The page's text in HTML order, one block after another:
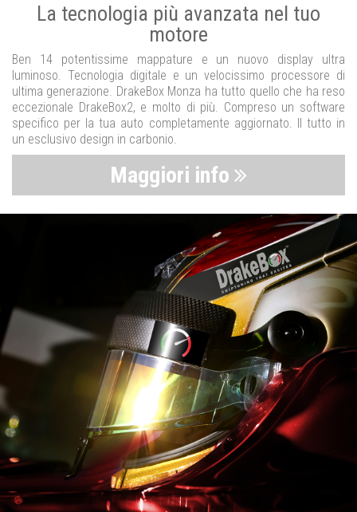
La tecnologia più avanzata nel tuo
motore
Ben 14 potentissime mappature e un nuovo display ultra
luminoso. Tecnologia digitale e un velocissimo processore di
ultima generazione. DrakeBox Monza ha tutto quello che ha reso
eccezionale DrakeBox2, e molto di più. Compreso un software
specifico per la tua auto completamente aggiornato. Il tutto in
un esclusivo design in carbonio.
Maggiori info